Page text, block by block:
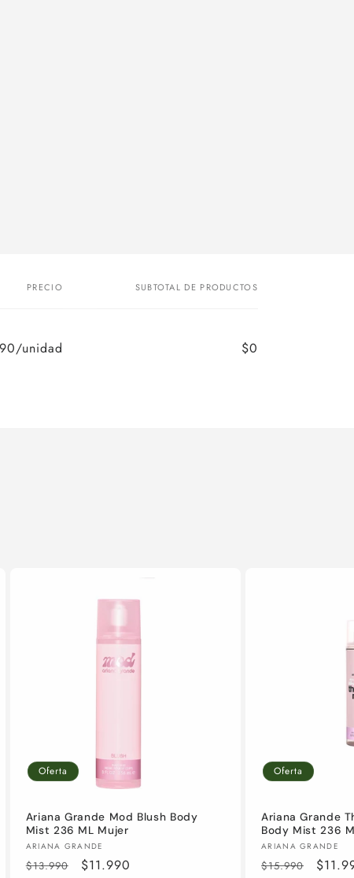
PRECIO SUBTOTAL DE PRODUCTOS
unidad $0
Oferta
Ariana Grande Mod Blush Body
Mist 236 ML Mujer
Proveedor:
ARIANA GRANDE
Precio
$13.990
Precio
$11.990
Oferta
Ariana Grande
Body Mist 236
Proveedor:
ARIANA GRANDE
Precio
$15.990
Precio